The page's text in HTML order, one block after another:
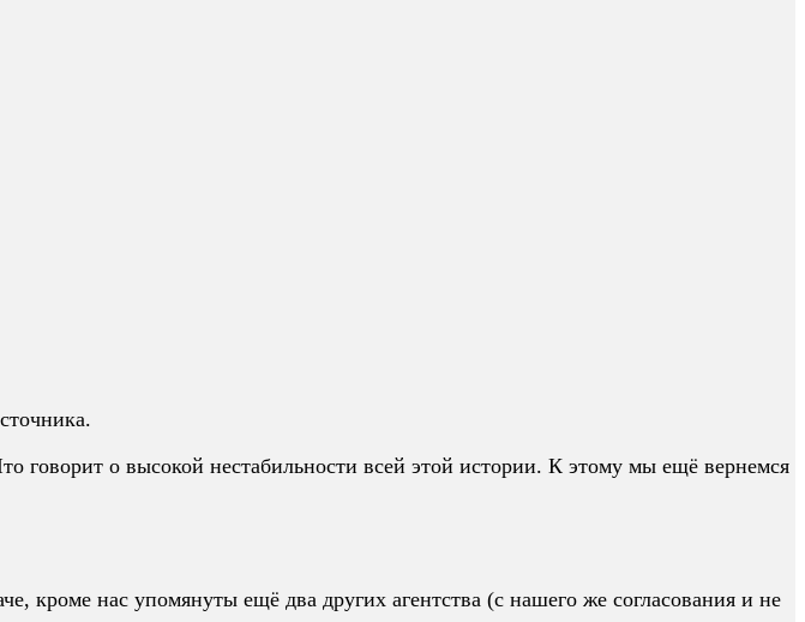
о высокой нестабильности всей этой истории. К этому мы ещё вернемся
кроме нас упомянуты ещё два других агентства (с нашего же согласования и не